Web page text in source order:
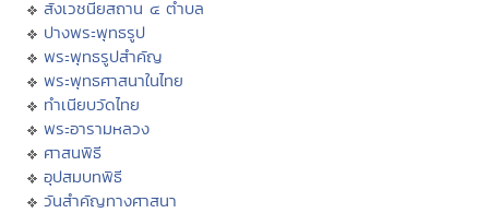
สังเวชนียสถาน ๔ ตำบล
ปางพระพุทธรูป
พระพุทธรูปสำคัญ
พระพุทธศาสนาในไทย
ทำเนียบวัดไทย
พระอารามหลวง
ศาสนพิธี
อุปสมบทพิธี
วันสำคัญทางศาสนา